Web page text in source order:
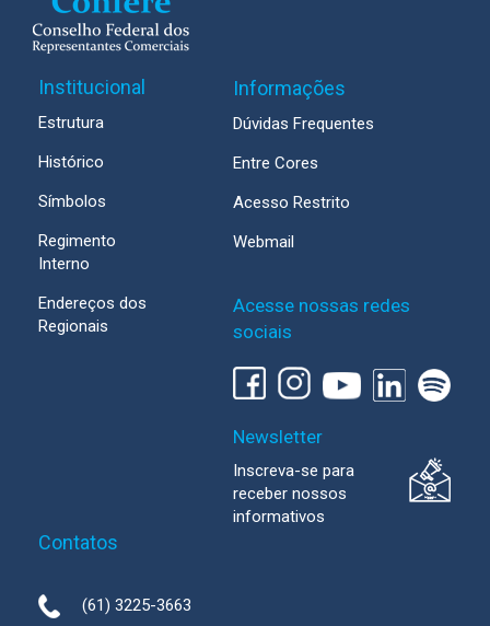
Institucional
Estrutura
Histórico
Símbolos
Regimento
Interno
Endereços dos
Regionais
Informações
Dúvidas Frequentes
Entre Cores
Acesso Restrito
Webmail
Acesse nossas redes
sociais
Newsletter
Inscreva-se para
receber nossos
informativos
Contatos
(61) 3225-3663